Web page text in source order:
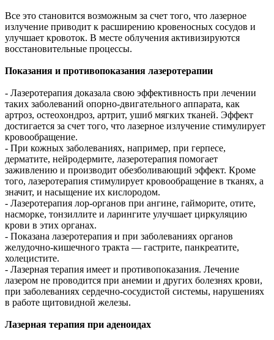
Все это становится возможным за счет того, что лазерное
излучение приводит к расширению кровеносных сосудов и
улучшает кровоток. В месте облучения активизируются
восстановительные процессы.
Показания и противопоказания лазеротерапии
- Лазеротерапия доказала свою эффективность при лечении
таких заболеваний опорно-двигательного аппарата, как
артроз, остеохондроз, артрит, ушиб мягких тканей. Эффект
достигается за счет того, что лазерное излучение стимулирует
кровообращение.
- При кожных заболеваниях, например, при герпесе,
дерматите, нейродермите, лазеротерапия помогает
заживлению и производит обезболивающий эффект. Кроме
того, лазеротерапия стимулирует кровообращение в тканях, а
значит, и насыщение их кислородом.
- Лазеротерапия лор-органов при ангине, гайморите, отите,
насморке, тонзиллите и ларингите улучшает циркуляцию
крови в этих органах.
- Показана лазеротерапия и при заболеваниях органов
желудочно-кишечного тракта — гастрите, панкреатите,
холецистите.
- Лазерная терапия имеет и противопоказания. Лечение
лазером не проводится при анемии и других болезнях крови,
при заболеваниях сердечно-сосудистой системы, нарушениях
в работе щитовидной железы.
Лазерная терапия при аденоидах